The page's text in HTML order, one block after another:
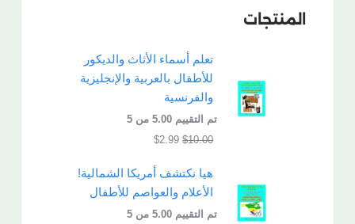
المنتجات
تعلم أسماء الأثاث والديكور
للأطفال بالعربية والإنجليزية
والفرنسية
تم التقييم 5.00من 5
$10.00
$2.99
هيا نكتشف أمريكا الشمالية!
الأعلام والعواصم للأطفال
تم التقييم 5.00من 5